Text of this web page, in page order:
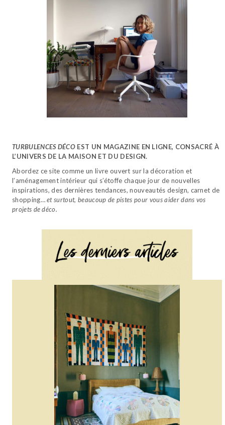
TURBULENCES DÉCO EST UN MAGAZINE EN LIGNE, CONSACRÉ À
L’UNIVERS DE LA MAISON ET DU DESIGN.
Abordez ce site comme un livre ouvert sur la décoration et
l’aménagement intérieur qui s’étoffe chaque jour de nouvelles
inspirations, des dernières tendances, nouveautés design, carnet de
shopping…et surtout, beaucoup de pistes pour vous aider dans vos
projets de déco.